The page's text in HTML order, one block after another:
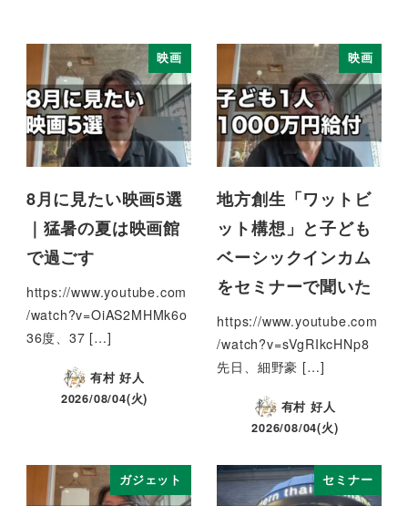
映画
8月に見たい映画5選
｜猛暑の夏は映画館
で過ごす
https://www.youtube.com
/watch?v=OiAS2MHMk6o
36度、37 […]
有村 好人
2026/08/04(火)
映画
地方創生「ワットビ
ット構想」と子ども
ベーシックインカム
をセミナーで聞いた
https://www.youtube.com
/watch?v=sVgRIkcHNp8
先日、細野豪 […]
有村 好人
2026/08/04(火)
ガジェット セミナー